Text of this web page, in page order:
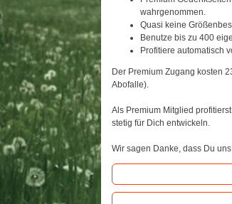
wahrgenommen.
Quasi keine
Benutze bis zu 400
Profitiere automatisch
Der Premium Zugang kosten
Abofalle).
Als Premium Mitglied
stetig für Dich entwickeln.
Wir sagen Danke, dass Du